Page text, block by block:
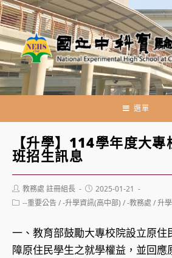
跳
轉
至
主
要
內
選單
【升學】114學年度大
班招生訊息
Post
author:
教務處 註冊組長
Post
published:
2025-01-21
Post--重要公告/-升學資訊(高中部) /-教務處 /升
一、教育部鼓勵大專校院設立原住
障原住民學生之就學權益，並回應